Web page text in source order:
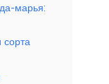
марья:
сорта